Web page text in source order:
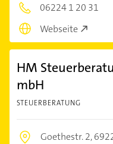
06224 1 20 31
Webseite
HM
mbH
STEUERBERATUNG
Goethestr. 2,